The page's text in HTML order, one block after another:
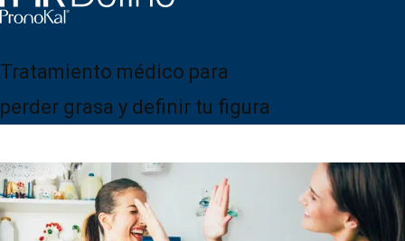
Tratamiento médico para
perder grasa y definir tu figura